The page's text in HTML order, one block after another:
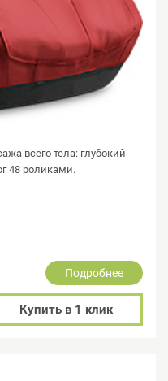
всего тела: глубокий
48 роликами.
Подробнее
Купить в 1 клик